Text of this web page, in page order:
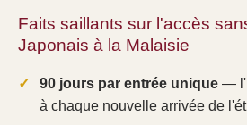
Faits saillants sur l'accès
Japonais à la Malaisie
90 jours par entrée unique—
à chaque nouvelle arrivée de